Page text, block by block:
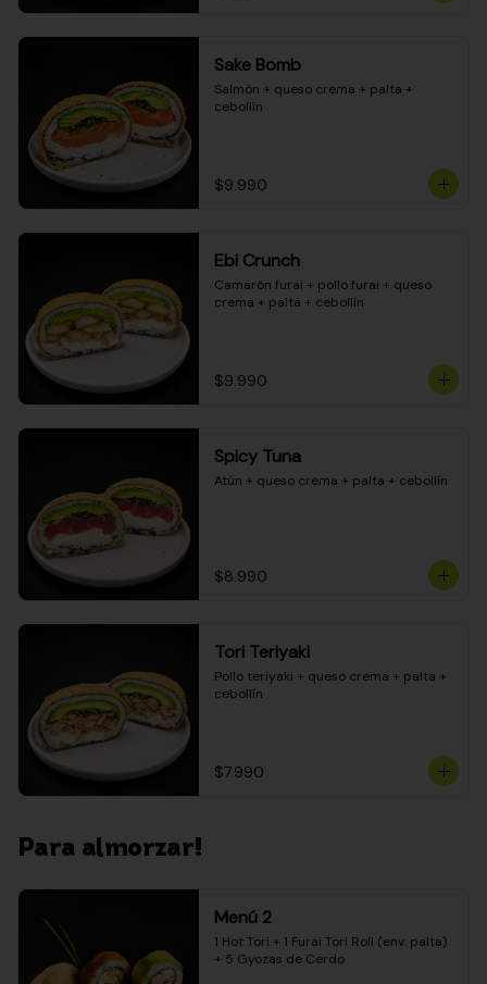
Sake Bomb
Salmón + queso crema + palta +
cebollín
$9.990
Ebi Crunch
Camarón furai + pollo furai + queso
crema + palta + cebollín
$9.990
Spicy Tuna
Atún + queso crema + palta + cebollín
$8.990
Tori Teriyaki
Pollo teriyaki + queso crema + palta +
cebollín
$7.990
Para almorzar!
Menú 2
1 Hot Tori + 1 Furai Tori Roll (env. palta)
+ 5 Gyozas de Cerdo